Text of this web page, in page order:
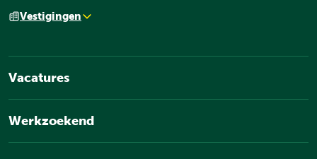
Vestigingen
Vacatures
Werkzoekend